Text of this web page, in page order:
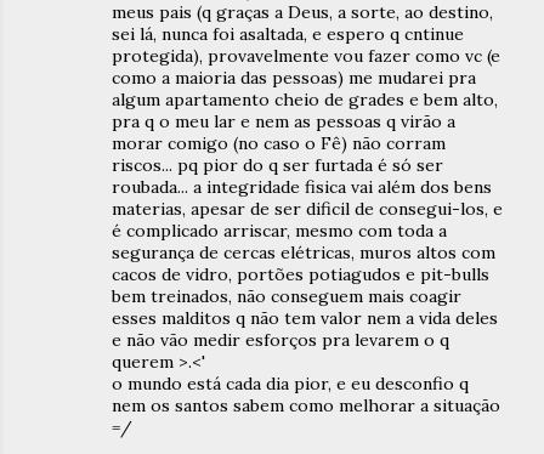
meus pais (q graças a Deus, a sorte, ao destino,
sei lá, nunca foi asaltada, e espero q cntinue
protegida), provavelmente vou fazer como vc (e
como a maioria das pessoas) me mudarei pra
algum apartamento cheio de grades e bem alto,
pra q o meu lar e nem as pessoas q virão a
morar comigo (no caso o Fê) não corram
riscos... pq pior do q ser furtada é só ser
roubada... a integridade fisica vai além dos bens
materias, apesar de ser dificil de consegui-los, e
é complicado arriscar, mesmo com toda a
segurança de cercas elétricas, muros altos com
cacos de vidro, portões potiagudos e pit-bulls
bem treinados, não conseguem mais coagir
esses malditos q não tem valor nem a vida deles
e não vão medir esforços pra levarem o q
querem >.<'
o mundo está cada dia pior, e eu desconfio q
nem os santos sabem como melhorar a situação
=/